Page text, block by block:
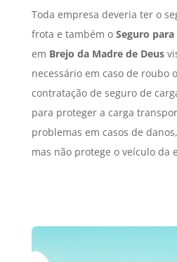
Toda empresa deveria ter o
frota e também o Seguro
em Brejo da Madre de Deus
necessário em caso de roubo
contratação de seguro de
para proteger a carga
problemas em casos de
mas não protege o veículo da